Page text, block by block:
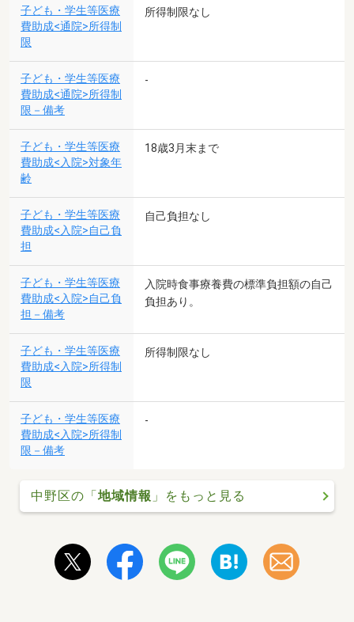
子ども・学生等医療
費助成<通院>所得制
限
所得制限なし
子ども・学生等医療
費助成<通院>所得制
限－備考
-
子ども・学生等医療
費助成<入院>対象年
齢
18歳3月末まで
子ども・学生等医療
費助成<入院>自己負
担
自己負担なし
子ども・学生等医療
費助成<入院>自己負
担－備考
入院時食事療養費の標準負担額の自己
負担あり。
子ども・学生等医療
費助成<入院>所得制
限
所得制限なし
子ども・学生等医療
費助成<入院>所得制
限－備考
-
中野区の「地域情報 」をもっと見る